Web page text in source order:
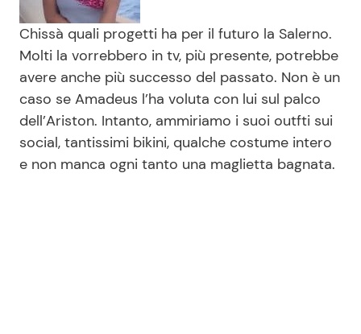
Chissà quali progetti ha per il futuro la Salerno.
Molti la vorrebbero in tv, più presente, potrebbe
avere anche più successo del passato. Non è un
caso se Amadeus l’ha voluta con lui sul palco
dell’Ariston. Intanto, ammiriamo i suoi outfti sui
social, tantissimi bikini, qualche costume intero
e non manca ogni tanto una maglietta bagnata.